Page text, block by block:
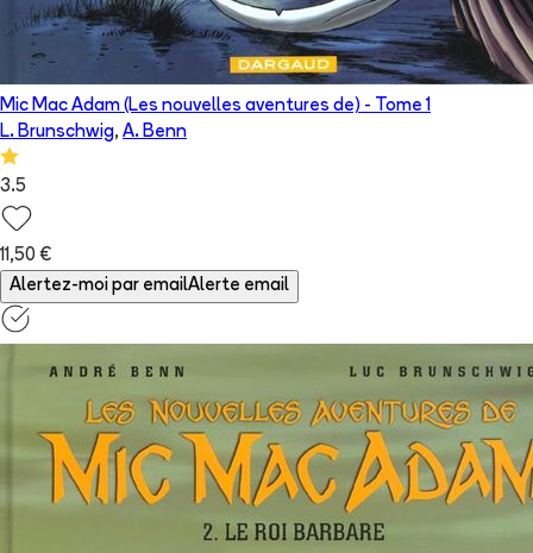
Mic Mac Adam (Les nouvelles aventures de) - Tome 1
L. Brunschwig, A. Benn
3.5
11,50 €
Alertez-moi par emailAlerte email